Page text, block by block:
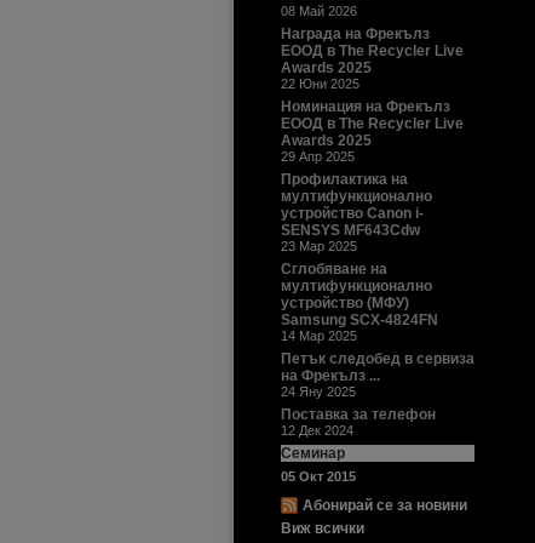
08 Май 2026
Награда на Фрекълз
ЕООД в The Recycler Live
Awards 2025
22 Юни 2025
Номинация на Фрекълз
ЕООД в The Recycler Live
Awards 2025
29 Апр 2025
Профилактика на
мултифункционално
устройство Canon i-
SENSYS MF643Cdw
23 Мар 2025
Сглобяване на
мултифункционално
устройство (МФУ)
Samsung SCX-4824FN
14 Мар 2025
Петък следобед в сервиза
на Фрекълз ...
24 Яну 2025
Поставка за телефон
12 Дек 2024
Семинар
05 Окт 2015
Абонирай се за новини
Виж всички